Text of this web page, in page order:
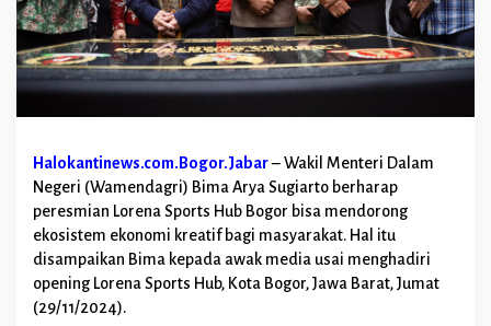
p
L
o
r
e
p
o
r
t
s
H
u
Halokantinews.com.Bogor.Jabar– Wakil Menteri Dalam
Negeri (Wamendagri) Bima Arya Sugiarto berharap
peresmian Lorena Sports Hub Bogor bisa mendorong
ekosistem ekonomi kreatif bagi masyarakat. Hal itu
disampaikan Bima kepada awak media usai menghadiri
opening Lorena Sports Hub, Kota Bogor, Jawa Barat, Jumat
(29/11/2024).